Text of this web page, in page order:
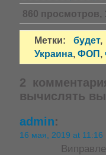
860 просмотров,
Метки:будет,
Украина, ФОП ,
2
вычислять
admin:
16 мая, 2019 at 11:16